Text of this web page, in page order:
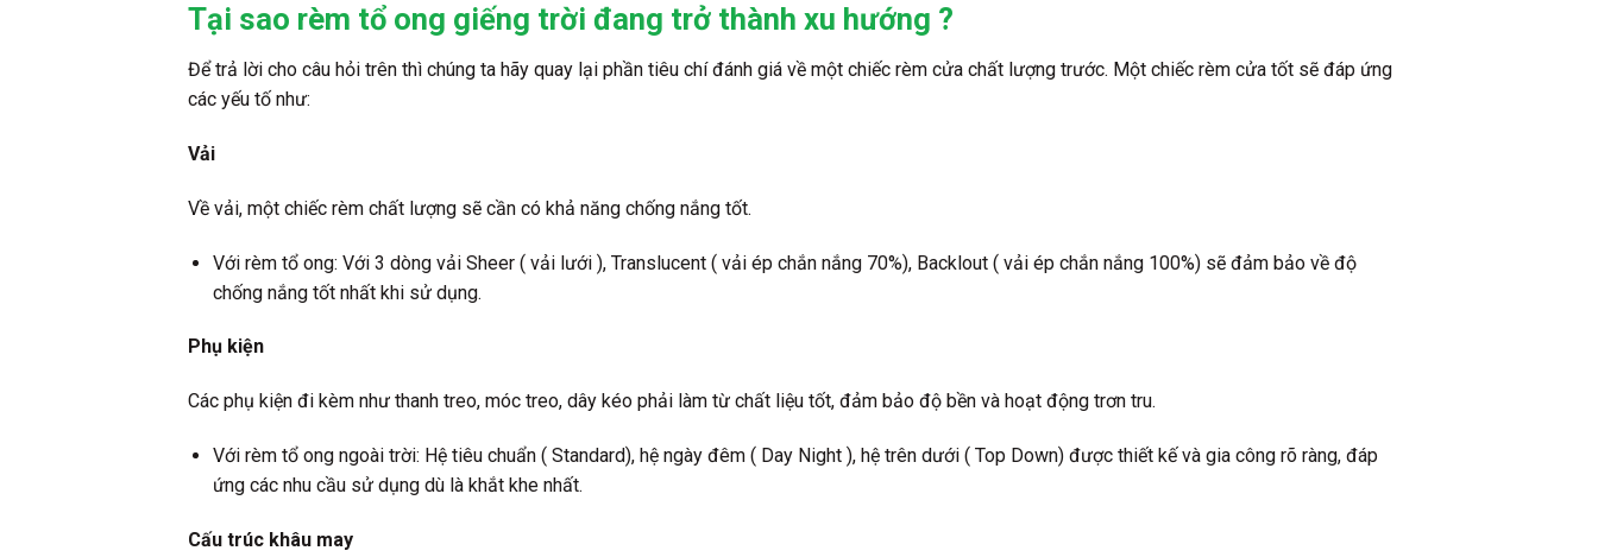
Tại sao rèm tổ ong giếng trời đang trở thành xu hướng ?
Để trả lời cho câu hỏi trên thì chúng ta hãy quay lại phần tiêu chí đánh giá về một chiếc rèm cửa chất lượng trước. Một chiếc rèm cửa tốt sẽ đáp ứng
các yếu tố như:
Vải
Về vải, một chiếc rèm chất lượng sẽ cần có khả năng chống nắng tốt.
Với rèm tổ ong: Với 3 dòng vải Sheer ( vải lưới ), Translucent ( vải ép chắn nắng 70%), Backlout ( vải ép chắn nắng 100%) sẽ đảm bảo về độ
chống nắng tốt nhất khi sử dụng.
Phụ kiện
Các phụ kiện đi kèm như thanh treo, móc treo, dây kéo phải làm từ chất liệu tốt, đảm bảo độ bền và hoạt động trơn tru.
Với rèm tổ ong ngoài trời: Hệ tiêu chuẩn ( Standard), hệ ngày đêm ( Day Night ), hệ trên dưới ( Top Down) được thiết kế và gia công rõ ràng, đáp
ứng các nhu cầu sử dụng dù là khắt khe nhất.
Cấu trúc khâu may